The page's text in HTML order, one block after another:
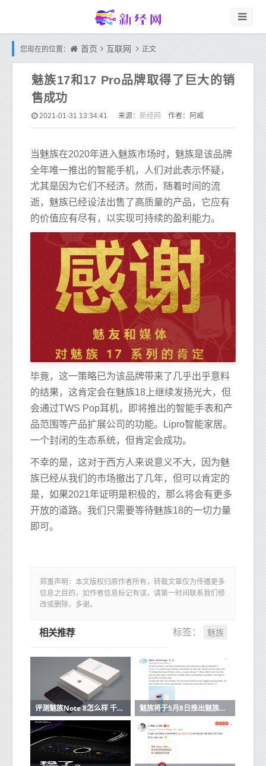
您现在的位置： 首页 互联网 正文
魅族17和17 Pro品牌取得了巨大的销
售成功
2021-01-31 13:34:41 来源： 新经网 作者：阿威
当魅族在2020年进入魅族市场时，魅族是该品牌
全年唯一推出的智能手机，人们对此表示怀疑，
尤其是因为它们不经济。然而，随着时间的流
逝，魅族已经设法出售了高质量的产品，它应有
的价值应有尽有，以实现可持续的盈利能力。
毕竟，这一策略已为该品牌带来了几乎出乎意料
的结果，这肯定会在魅族18上继续发扬光大，但
会通过TWS Pop耳机，即将推出的智能手表和产
品范围等产品扩展公司的功能。Lipro智能家居。
一个封闭的生态系统，但肯定会成功。
不幸的是，这对于西方人来说意义不大，因为魅
族已经从我们的市场撤出了几年，但可以肯定的
是，如果2021年证明是积极的，那么将会有更多
开放的道路。我们只需要等待魅族18的一切力量
即可。
郑重声明：本文版权归原作者所有，转载文章仅为传播更多
信息之目的，如作者信息标记有误，请第一时间联系我们修
改或删除，多谢。
标签： 魅族
相关推荐
评测魅族Note 8怎么样 千元机梯队主打游戏 魅族将于5月8日推出魅族17和魅族17 Pro智能手机